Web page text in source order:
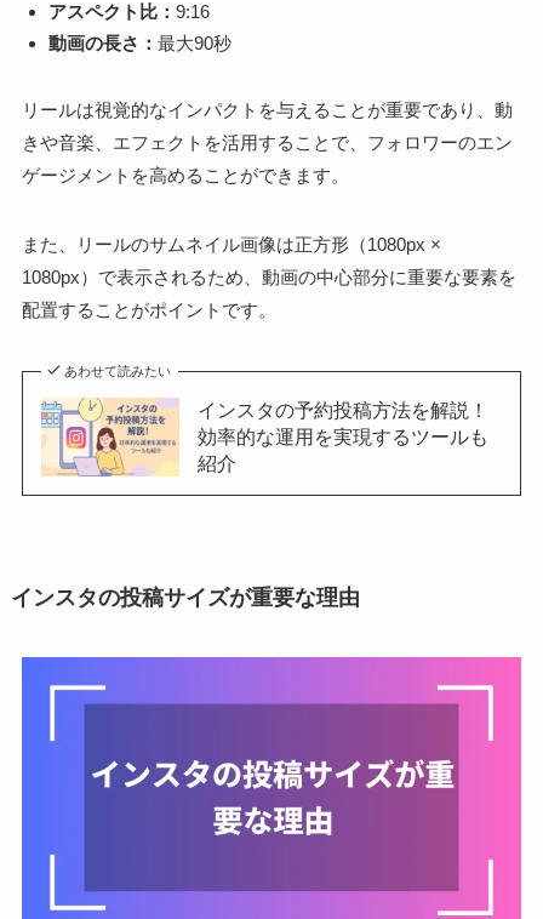
アスペクト比：9:16
動画の長さ：最大90秒
リールは視覚的なインパクトを与えることが重要であり、動
きや音楽、エフェクトを活用することで、フォロワーのエン
ゲージメントを高めることができます。
また、リールのサムネイル画像は正方形（1080px ×
1080px）で表示されるため、動画の中心部分に重要な要素を
配置することがポイントです。
あわせて読みたい
インスタの予約投稿方法を解説！
効率的な運用を実現するツールも
紹介
インスタの投稿サイズが重要な理由